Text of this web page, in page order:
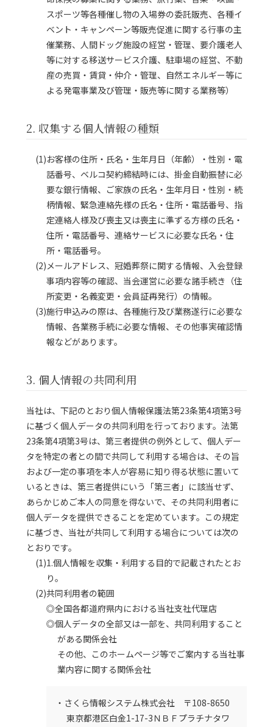
スポーツ等各種催し物の入場券の委託販売、各種イ
ベント・キャンペーン等販売促進に関する行事の主
催業務、人間ドッグ施設の経営・管理、要介護老人
等に対する移送サービス介護、駐車場の経営、不動
産の売買・賃貸・仲介・管理、自然エネルギー等に
よる発電事業及び管理・販売等に関する業務等）
2. 収集する個人情報の種類
(1)お客様の住所・氏名・生年月日（年齢）・性別・電
話番号、ベルコ契約締結時には、掛金自動振替に必
要な銀行情報、ご家族の氏名・生年月日・性別・続
柄情報、緊急連絡先様の氏名・住所・電話番号、指
定連絡人様及び喪主又は喪主に準ずる方様の氏名・
住所・電話番号、連絡サービスに必要な氏名・住
所・電話番号。
(2)メールアドレス、冠婚葬祭に関する情報、入会登録
事項内容等の確認、当会運営に必要な諸手続き（住
所変更・名義変更・会員証再発行）の情報。
(3)施行申込みの際は、各種施行及び業務遂行に必要な
情報、各業務手続に必要な情報、その他事実確認情
報などがあります。
3. 個人情報の共同利用
当社は、下記のとおり個人情報保護法第23条第4項第3号
に基づく個人データの共同利用を行っております。法第
23条第4項第3号は、第三者提供の例外として、個人デー
タを特定の者との間で共同して利用する場合は、その旨
および一定の事項を本人が容易に知り得る状態に置いて
いるときは、第三者提供にいう「第三者」に該当せず、
あらかじめご本人の同意を得ないで、その共同利用者に
個人データを提供できることを定めています。この規定
に基づき、当社が共同して利用する場合については次の
とおりです。
(1)1.個人情報を収集・利用する目的で記載されたとお
り。
(2)共同利用者の範囲
◎全国各都道府県内における当社支社代理店
◎個人データの全部又は一部を、共同利用すること
がある関係会社
その他、このホームページ等でご案内する当社事
業内容に関する関係会社
・さくら情報システム株式会社 〒108-8650
東京都港区白金1-17-3ＮＢＦプラチナタワ